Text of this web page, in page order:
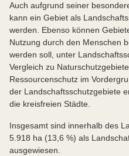
Auch aufgrund seiner
kann ein Gebiet als
werden. Ebenso können
Nutzung durch den Menschen
werden soll, unter
Vergleich zu
Ressourcenschutz im
der Landschaftsschutzgebiete
die kreisfreien Städte.
Insgesamt sind innerhalb des
5.918 ha (13,6 %) als
ausgewiesen.